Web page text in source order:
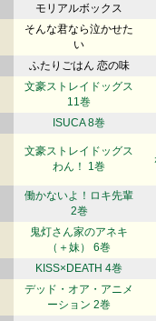
モリアルボックス
そんな君なら泣かせた
い
ふたりごはん 恋の味
文豪ストレイドッグス
11巻
ISUCA 8巻
文豪ストレイドッグス
わん！ 1巻
働かないよ！ロキ先輩
2巻
鬼灯さん家のアネキ
（＋妹） 6巻
KISS×DEATH 4巻
デッド・オア・アニメ
ーション 2巻